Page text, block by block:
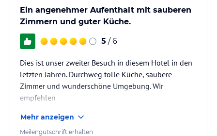
Ein angenehmer Aufenthalt mit sauberen
Zimmern und guter Küche.
5 / 6
Dies ist unser zweiter Besuch in diesem Hotel in den
letzten Jahren. Durchweg tolle Küche, saubere
Zimmer und wunderschöne Umgebung. Wir
empfehlen
Mehr anzeigen
Meilengutschrift erhalten